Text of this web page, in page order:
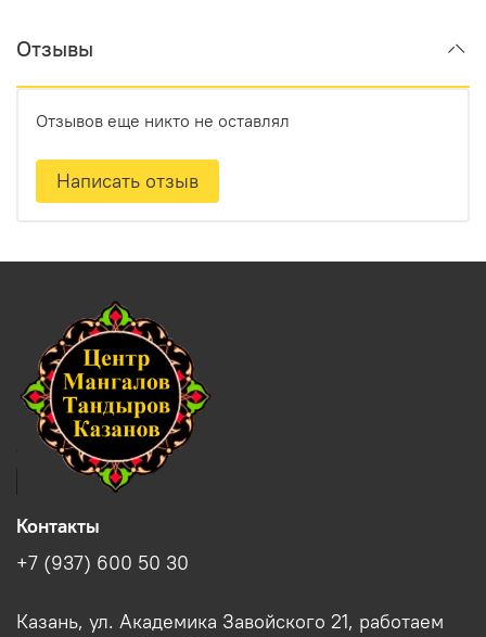
Отзывы
Отзывов еще никто не оставлял
Написать отзыв
Контакты
+7 (937) 600 50 30
Казань, ул. Академика Завойского 21, работаем